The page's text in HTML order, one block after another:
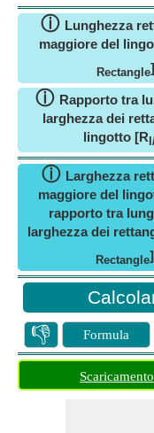
ⓘ Lunghezza
maggiore del
Rectangle]
ⓘ Rapporto tra
larghezza dei
lingotto [R
ⓘ Larghezza
maggiore del
rapporto tra
larghezza dei
Rectangle]
👎 Formula